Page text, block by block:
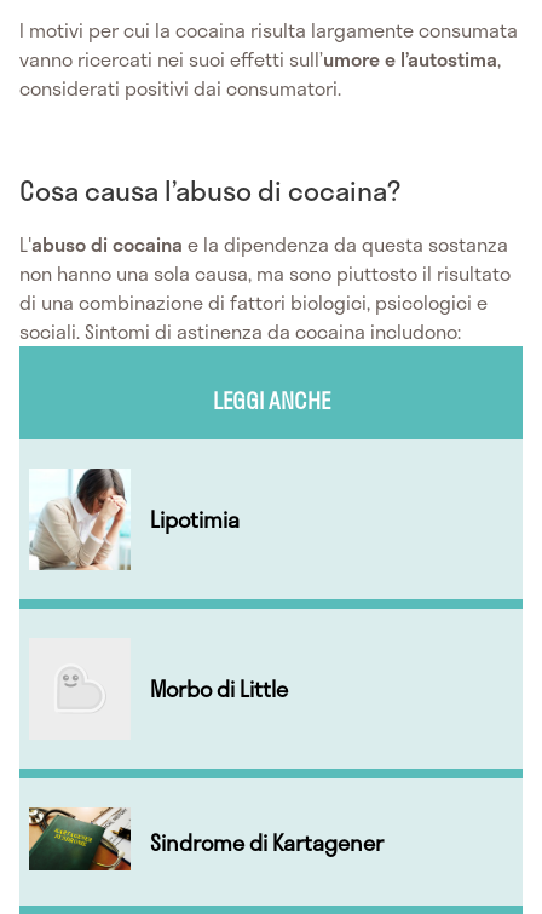
I motivi per cui la cocaina risulta largamente consumata
vanno ricercati nei suoi effetti sull’umore e l’autostima,
considerati positivi dai consumatori.
Cosa causa l’abuso di cocaina?
L'abuso di cocaina e la dipendenza da questa sostanza
non hanno una sola causa, ma sono piuttosto il risultato
di una combinazione di fattori biologici, psicologici e
sociali. Sintomi di astinenza da cocaina includono:
LEGGI ANCHE
Lipotimia
Morbo di Little
Sindrome di Kartagener